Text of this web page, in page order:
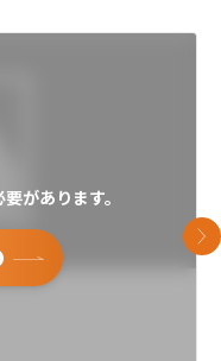
があります。
次